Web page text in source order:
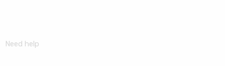
Need help